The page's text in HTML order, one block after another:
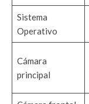
Sistema
Operativo
Cámara
principal